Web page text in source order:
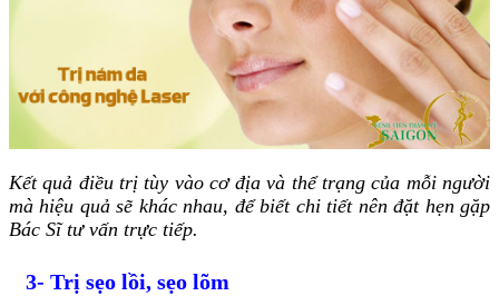
Kết quả điều trị tùy vào cơ địa và thể trạng của mỗi người
mà hiệu quả sẽ khác nhau, để biết chi tiết nên đặt hẹn gặp
Bác Sĩ tư vấn trực tiếp.
3- Trị sẹo lồi, sẹo lõm